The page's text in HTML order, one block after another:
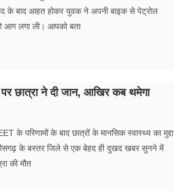
के बाद आहत होकर युवक ने अपनी बाइक से पेट्रोल
आग लगा ली। आपको बता
छात्रा ने दी जान, आखिर कब थमेगा
के परिणामों के बाद छात्रों के मानसिक स्वास्थ्य का मुद्दा
के बस्तर जिले से एक बेहद ही दुखद खबर सुनने में
की मौत